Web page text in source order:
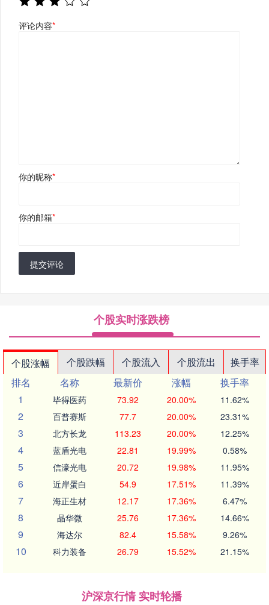
评论内容*
你的昵称*
你的邮箱*
提交评论
个股实时涨跌榜
个股涨幅 个股跌幅 个股流入 个股流出
换手率
排名
名称 最新价 涨幅
换手率
1
毕得医药 73.92 20.00% 11.62%
2 百普赛斯 77.7 20.00% 23.31%
3 北方长龙 113.23 20.00% 12.25%
4 蓝盾光电 22.81 19.99% 0.58%
5 信濠光电 20.72 19.98% 11.95%
6 近岸蛋白 54.9 17.51% 11.39%
7 海正生材 12.17 17.36% 6.47%
8 晶华微 25.76 17.36% 14.66%
9 海达尔 82.4 15.58% 9.26%
10 科力装备 26.79 15.52% 21.15%
沪深京行情 实时轮播